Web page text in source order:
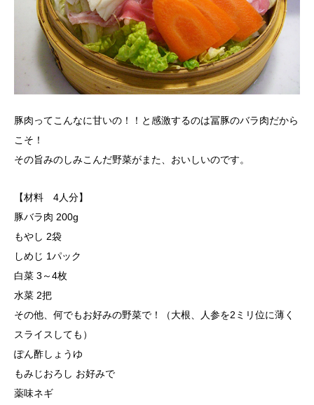
豚肉ってこんなに甘いの！！と感激するのは冨豚のバラ肉だから
こそ！
その旨みのしみこんだ野菜がまた、おいしいのです。
【材料 4人分】
豚バラ肉 200g
もやし 2袋
しめじ 1パック
白菜 3～4枚
水菜 2把
その他、何でもお好みの野菜で！（大根、人参を2ミリ位に薄く
スライスしても）
ぽん酢しょうゆ
もみじおろし お好みで
薬味ネギ